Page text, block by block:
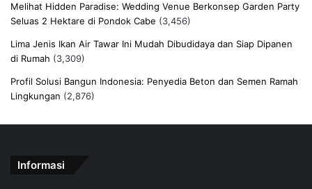
Melihat Hidden Paradise: Wedding Venue Berkonsep Garden Party
Seluas 2 Hektare di Pondok Cabe (3,456)
Lima Jenis Ikan Air Tawar Ini Mudah Dibudidaya dan Siap Dipanen
di Rumah (3,309)
Profil Solusi Bangun Indonesia: Penyedia Beton dan Semen Ramah
Lingkungan (2,876)
Informasi